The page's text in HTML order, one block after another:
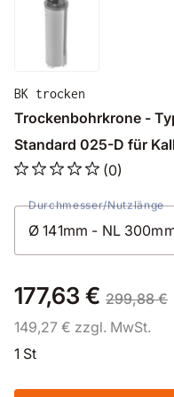
BK trocken
Trockenbohrkrone -
Standard 025-D für
(0)
Durchmesser/Nutzlänge
177,63 € 299,88 €
149,27 € zzgl. MwSt.
1 St